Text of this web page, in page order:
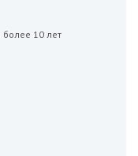
более 10 лет